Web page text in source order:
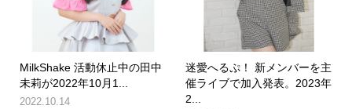
MilkShake 活動休止中の田中
未莉が2022年10月1...
2022.10.14
迷愛へるぷ！ 新メンバーを主
催ライブで加入発表。2023年
2...